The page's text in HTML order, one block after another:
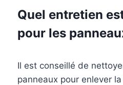
Quel entretien
pour les
Il est conseillé de
panneaux pour enlever